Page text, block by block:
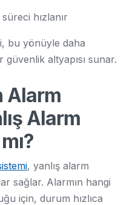
hızlanır
bu yönüyle daha
altyapısı sunar.
Alarm
Alarm
, yanlış alarm
sağlar. Alarmın hangi
için, durum hızlıca